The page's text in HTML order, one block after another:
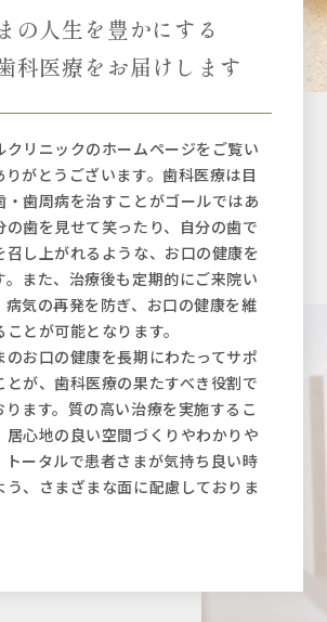
の人生を 豊かにする
科医療を お届けします
クリニックのホームページをご覧い
りがとうございます。歯科医療は目
・歯周病を治すことがゴールではあ
の歯を見せて笑ったり、自分の歯で
召し上がれるような、お口の健康を
。また、治療後も定期的にご来院い
病気の再発を防ぎ、お口の健康を維
とが可能となります。
のお口の健康を長期にわたってサポ
とが、歯科医療の果たすべき役割で
ります。質の高い治療を実施するこ
居心地の良い空間づくりやわかりや
トータルで患者さまが気持ち良い時
う、さまざまな面に配慮しておりま